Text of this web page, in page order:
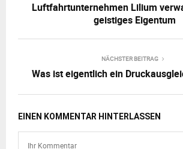
Luftfahrtunternehmen Lilium
geistiges Eigentum
NÄCHSTER BEITRAG
Was ist eigentlich ein
EINEN KOMMENTAR HINTERLASSEN